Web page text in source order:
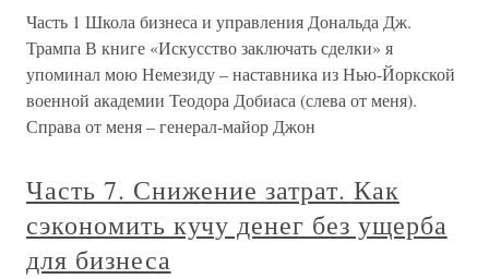
Часть 1 Школа бизнеса и управления Дональда Дж.
Трампа В книге «Искусство заключать сделки» я
упоминал мою Немезиду – наставника из Нью-Йоркской
военной академии Теодора Добиаса (слева от меня).
Справа от меня – генерал-майор Джон
Часть 7. Снижение затрат. Как
сэкономить кучу денег без ущерба
для бизнеса